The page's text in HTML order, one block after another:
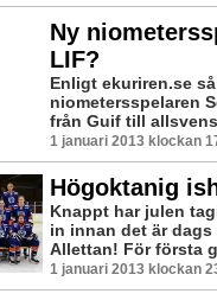
Ny
LIF?
Enligt ekuriren.se
niometersspelaren
från Guif till
1 januari 2013 klockan
Högoktanig
Knappt har julen
in innan det är
Allettan! För första
1 januari 2013 klockan